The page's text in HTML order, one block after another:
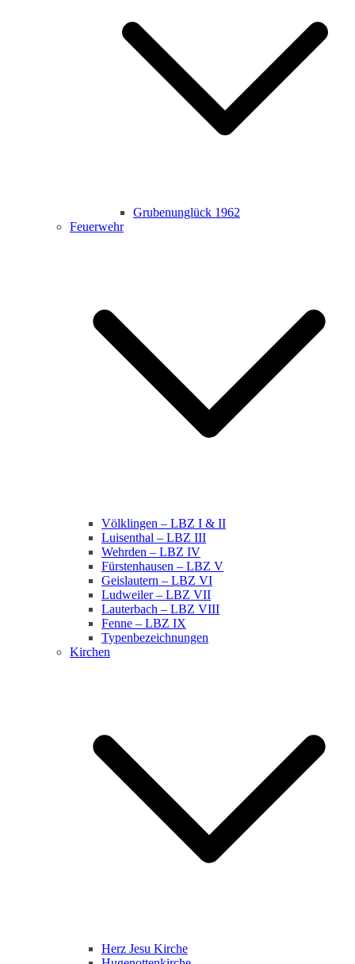
Grubenunglück 1962
Feuerwehr
Völklingen – LBZ I & II
Luisenthal – LBZ III
Wehrden – LBZ IV
Fürstenhausen – LBZ V
Geislautern – LBZ VI
Ludweiler – LBZ VII
Lauterbach – LBZ VIII
Fenne – LBZ IX
Typenbezeichnungen
Kirchen
Herz Jesu Kirche